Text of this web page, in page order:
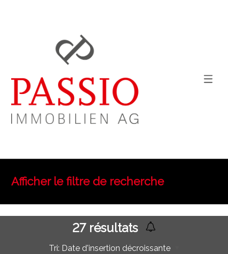
Afficher le filtre de recherche
27résultats
Tri: Date d'insertion décroissante